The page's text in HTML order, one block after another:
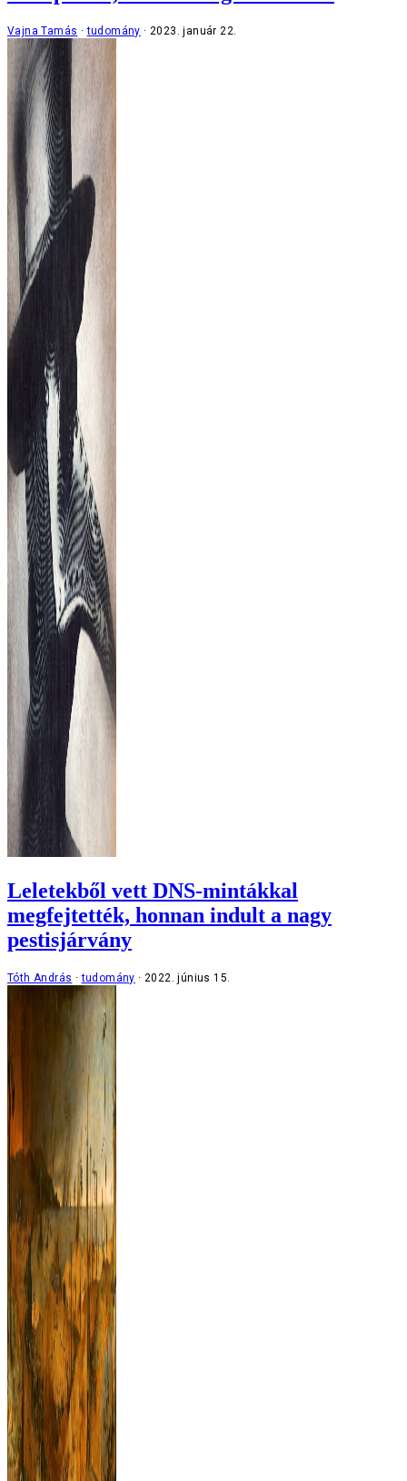
Vajna Tamás tudomány 2023. január 22.
Leletekből vett DNS-mintákkal
megfejtették, honnan indult a nagy
pestisjárvány
Tóth András tudomány 2022. június 15.